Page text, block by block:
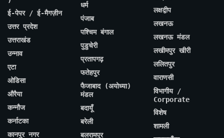
ई-पेपर / ई-मैगज़ीन
उत्तर प्रदेश
उत्तराखंड
उन्नाव
एटा
ओडिसा
औरैया
कन्नौज
कर्नाटका
कानपुर नगर
धर्म
पंजाब
पश्चिम बंगाल
पुडुचेरी
प्रतापगढ़
फतेहपुर
फैजाबाद (अयोध्या)
मंडल
बदायूँ
बरेली
बलरामपुर
लक्षद्वीप
लखनऊ
लखनऊ मंडल
लखीमपुर खीरी
ललितपुर
वाराणसी
विभागीय /
Corporate
विशेष
शामली